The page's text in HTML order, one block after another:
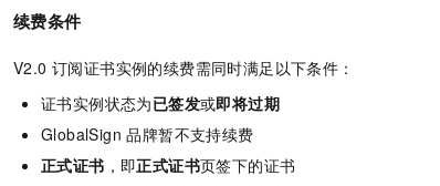
续费条件
V2.0 订阅证书实例的续费需同时满足以下条件：
证书实例状态为已签发或即将过期
GlobalSign 品牌暂不支持续费
正式证书 ，即正式证书页签下的证书